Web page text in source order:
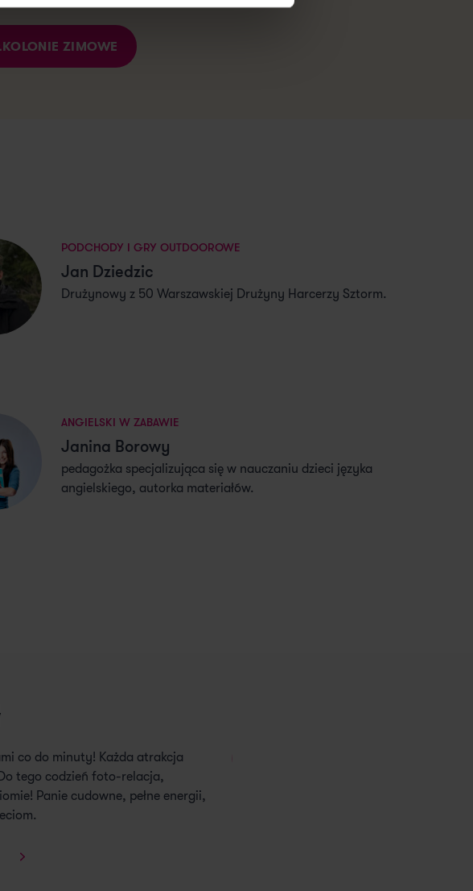
ZIMOWE
PODCHODY I GRY OUTDOOROWE
Jan Dziedzic
Drużynowy z 50 Warszawskiej Drużyny Harcerzy Sztorm.
ANGIELSKI W ZABAWIE
Janina Borowy
pedagożka specjalizująca się w nauczaniu dzieci języka
angielskiego, autorka materiałów.
co do minuty! Każda atrakcja
tego codzień foto-relacja,
Panie cudowne, pełne energii,